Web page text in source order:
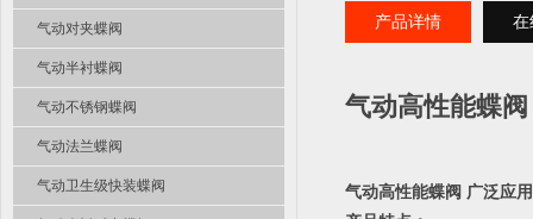
气动对夹蝶阀
气动半衬蝶阀
气动不锈钢蝶阀
气动法兰蝶阀
气动卫生级快装蝶阀
产品详情 在
气动高性能蝶
气动高性能蝶阀 广泛应